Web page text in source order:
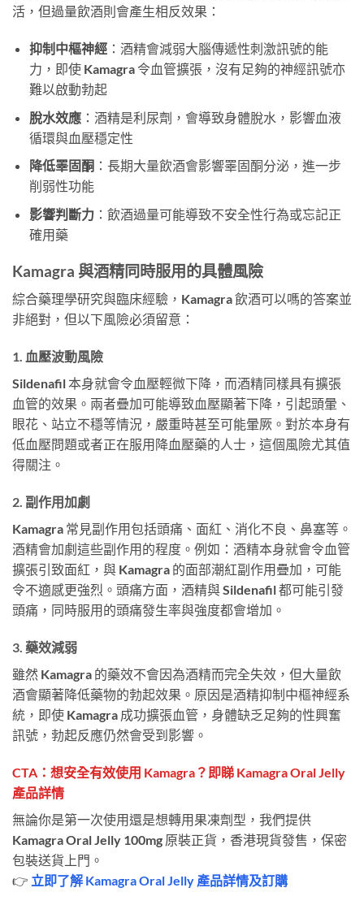
活，但過量飲酒則會產生相反效果：
抑制中樞神經：酒精會減弱大腦傳遞性刺激訊號的能
力，即使 Kamagra 令血管擴張，沒有足夠的神經訊號亦
難以啟動勃起
脫水效應：酒精是利尿劑，會導致身體脫水，影響血液
循環與血壓穩定性
降低睪固酮 ：長期大量飲酒會影響睪固酮分泌，進一步
削弱性功能
影響判斷力：飲酒過量可能導致不安全性行為或忘記正
確用藥
Kamagra 與酒精同時服用的具體風險
綜合藥理學研究與臨床經驗，Kamagra 飲酒可以嗎的答案並
非絕對，但以下風險必須留意：
1. 血壓波動風險
Sildenafil 本身就會令血壓輕微下降，而酒精同樣具有擴張
血管的效果。兩者疊加可能導致血壓顯著下降，引起頭暈、
眼花、站立不穩等情況，嚴重時甚至可能暈厥。對於本身有
低血壓問題或者正在服用降血壓藥的人士，這個風險尤其值
得關注。
2. 副作用加劇
Kamagra 常見副作用包括頭痛、面紅、消化不良、鼻塞等。
酒精會加劇這些副作用的程度。例如：酒精本身就會令血管
擴張引致面紅，與 Kamagra 的面部潮紅副作用疊加，可能
令不適感更強烈。頭痛方面，酒精與 Sildenafil 都可能引發
頭痛，同時服用的頭痛發生率與強度都會增加。
3. 藥效減弱
雖然 Kamagra 的藥效不會因為酒精而完全失效，但大量飲
酒會顯著降低藥物的勃起效果。原因是酒精抑制中樞神經系
統，即使 Kamagra 成功擴張血管，身體缺乏足夠的性興奮
訊號，勃起反應仍然會受到影響。
CTA：想安全有效使用 Kamagra？即睇 Kamagra Oral Jelly
產品詳情
無論你是第一次使用還是想轉用果凍劑型，我們提供
Kamagra Oral Jelly 100mg 原裝正貨，香港現貨發售，保密
包裝送貨上門。
👉 立即了解 Kamagra Oral Jelly 產品詳情及訂購